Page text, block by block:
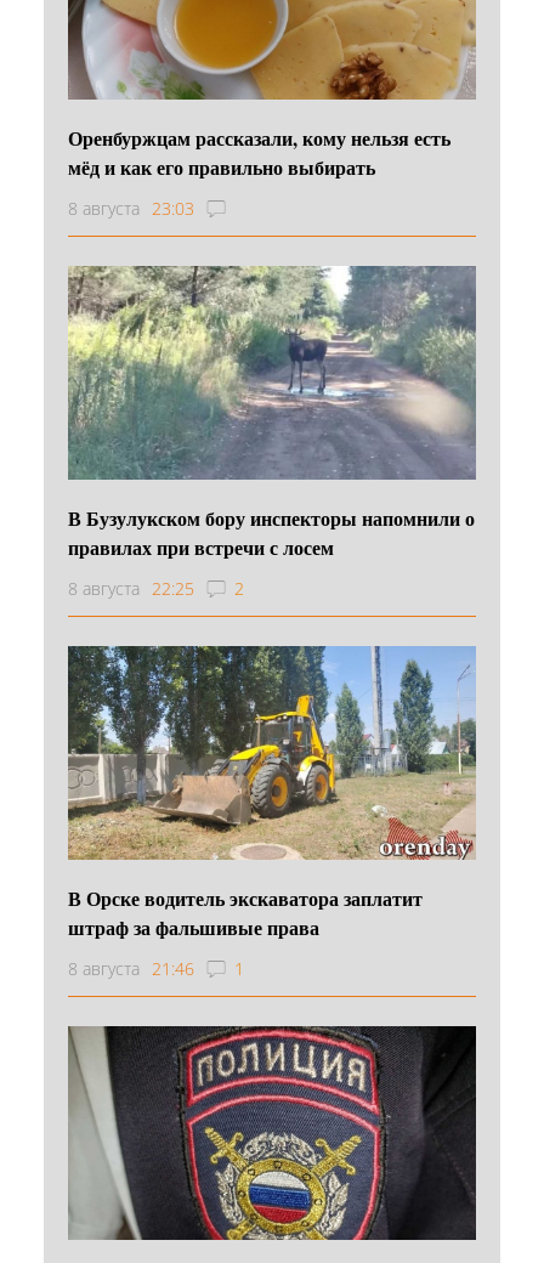
Оренбуржцам рассказали, кому нельзя есть
мёд и как его правильно выбирать
8 августа 23:03
В Бузулукском бору инспекторы напомнили о
правилах при встречи с лосем
8 августа 22:25 2
В Орске водитель экскаватора заплатит
штраф за фальшивые права
8 августа 21:46 1